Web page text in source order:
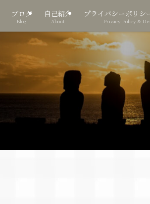
ブログ
Blog
自己紹介
About
プライバシーポリシ
Privacy Policy &